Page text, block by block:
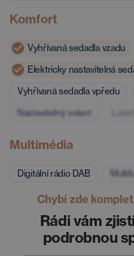
Komfort
Vyhřívaná sedadla vzadu
Elektricky nastavitelná
Vyhřívaná sedadla vpředu
Nastavitelný volant
Multimédia
Digitální rádio DAB
Chybí zde
Rádi vám
podrobnou